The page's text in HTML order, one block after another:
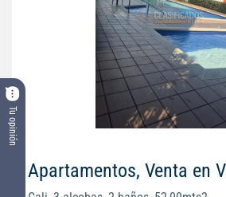
Tu opinión
Apartamentos, Venta en